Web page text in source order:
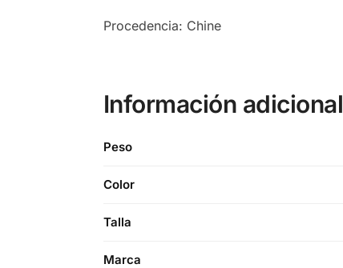
Procedencia: Chine
Información adicional
Peso
Color
Talla
Marca